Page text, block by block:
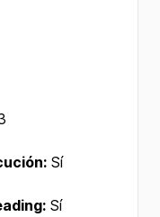
Sí
Sí